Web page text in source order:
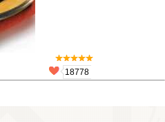
18778